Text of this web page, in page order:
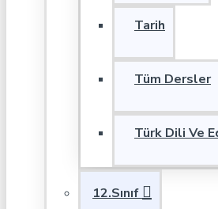
Tarih
Tüm Dersler
Türk Dili Ve
12.Sınıf